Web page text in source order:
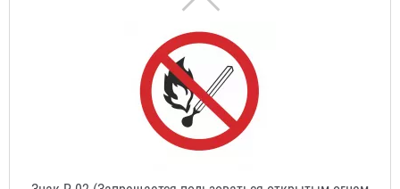
Знак P-02 (Запрещается пользоваться открытым огнем
и курить)
23 ₽